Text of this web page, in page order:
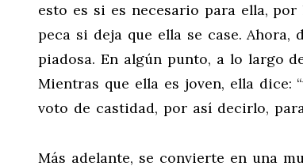
esto es si es necesario para ella,
peca si deja que ella se case.
piadosa. En algún punto, a lo largo
Mientras que ella es joven, ella dice:
voto de castidad, por así decirlo,
Más adelante, se convierte en una